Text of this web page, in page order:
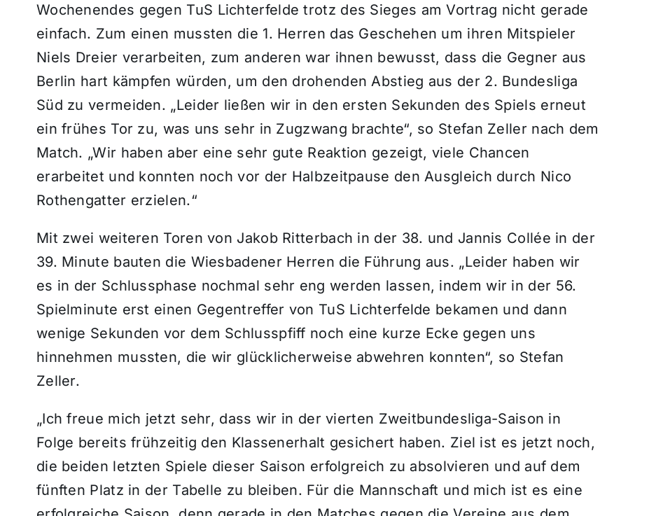
Wochenendes gegen TuS Lichterfelde trotz des Sieges am Vortrag nicht gerade
einfach. Zum einen mussten die 1. Herren das Geschehen um ihren Mitspieler
Niels Dreier verarbeiten, zum anderen war ihnen bewusst, dass die Gegner aus
Berlin hart kämpfen würden, um den drohenden Abstieg aus der 2. Bundesliga
Süd zu vermeiden. „Leider ließen wir in den ersten Sekunden des Spiels erneut
ein frühes Tor zu, was uns sehr in Zugzwang brachte“, so Stefan Zeller nach dem
Match. „Wir haben aber eine sehr gute Reaktion gezeigt, viele Chancen
erarbeitet und konnten noch vor der Halbzeitpause den Ausgleich durch Nico
Rothengatter erzielen.“
Mit zwei weiteren Toren von Jakob Ritterbach in der 38. und Jannis Collée in der
39. Minute bauten die Wiesbadener Herren die Führung aus. „Leider haben wir
es in der Schlussphase nochmal sehr eng werden lassen, indem wir in der 56.
Spielminute erst einen Gegentreffer von TuS Lichterfelde bekamen und dann
wenige Sekunden vor dem Schlusspfiff noch eine kurze Ecke gegen uns
hinnehmen mussten, die wir glücklicherweise abwehren konnten“, so Stefan
Zeller.
„Ich freue mich jetzt sehr, dass wir in der vierten Zweitbundesliga-Saison in
Folge bereits frühzeitig den Klassenerhalt gesichert haben. Ziel ist es jetzt noch,
die beiden letzten Spiele dieser Saison erfolgreich zu absolvieren und auf dem
fünften Platz in der Tabelle zu bleiben. Für die Mannschaft und mich ist es eine